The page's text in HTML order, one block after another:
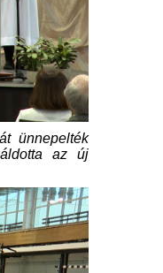
ünnepelték
az új